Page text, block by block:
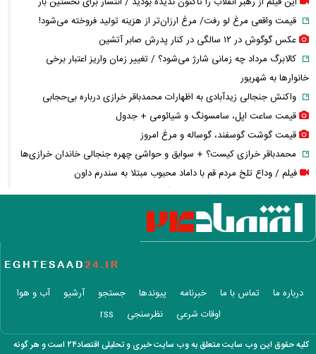
قیمت واقعی مرغ لو رفت/ مرغ ارزان‌تر از هزینه تولید فروخته می‌شود!
عکس گوگوش در ۱۲ سالگی در کنار پدرش صابر آتشین
کالابرگ مرداد چه زمانی شارژ می‌شود؟ / تغییر زمان واریز اعتبار برخی
خانوارها به شهریور
واکنش جنجالی زیدآبادی به اظهارات محمدباقر خرازی درباره بی‌حجابی
قیمت ساعت اپل، سامسونگ و شیائومی + جدول
قیمت گوشت گوسفند، گوساله و مرغ امروز
محمدباقر خرازی کیست؟ + سوابق و حواشی چهره جنجالی خاندان خرازی‌ها
فیلم / وداع تلخ مردم قم با داماد محبوب مبتلا به سندرم داون
قوه قضاییه: محمدباقر خرازی به دادگاه ویژه روحانیت احضار شد + ویدئو
بمب پرسپولیس خنثی شد؛ قید این بازیکن را بزنید!
قیمت دلار امروز چقدر شد؟ ریزش ۶ هزار تومانی دلار و ۷ هزار تومانی یورو +
جدول
حمیدرضا رجب‌زاده کیست؟ / قتل هولناک مداح سرشناس پس از ربایش/
روز خبرنگار نمادی برای قدردانی از توسعه‌دهندگان آگاهی و شفافیت
درباره ما تماس با ما خبرنامه پیوندها جستجو آرشیو
آب و هوا
اوقات شرعی
نظرسنجی rss
کلیه حقوق این وب سایت متعلق به وب سایت خبری و تحلیلی اقتصاد۲۴ است و هر گونه